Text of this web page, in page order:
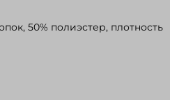
50% полиэстер, плотность